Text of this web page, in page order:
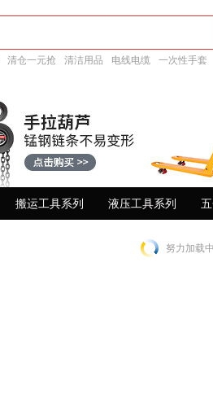
清仓一元抢 清洁用品 电线电缆 一次性手套
搬运工具系列 液压工具系列
努力加载